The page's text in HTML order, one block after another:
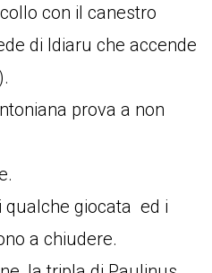
con il canestro
di Idiaru che accende
prova a non
qualche giocata ed i
a chiudere.